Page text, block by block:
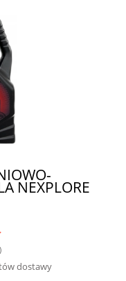
NEXPLORE
dostawy